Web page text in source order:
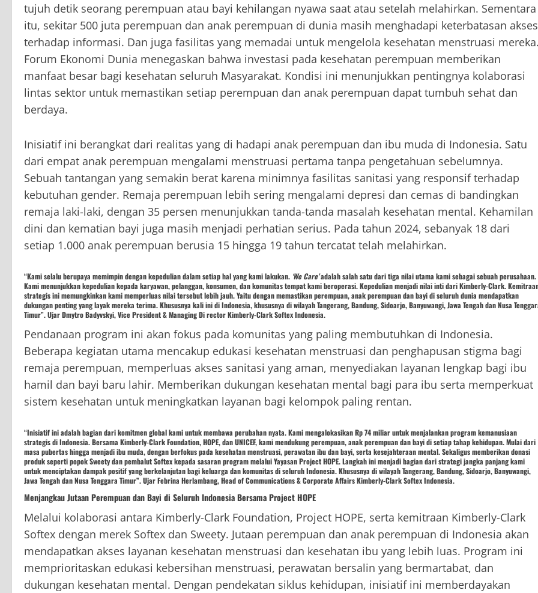
tujuh detik seorang perempuan atau bayi kehilangan nyawa saat atau setelah melahirkan. Sementara
itu, sekitar 500 juta perempuan dan anak perempuan di dunia masih menghadapi keterbatasan akses
terhadap informasi. Dan juga fasilitas yang memadai untuk mengelola kesehatan menstruasi
Forum Ekonomi Dunia menegaskan bahwa investasi pada kesehatan perempuan memberikan
manfaat besar bagi kesehatan seluruh Masyarakat. Kondisi ini menunjukkan pentingnya kolaborasi
lintas sektor untuk memastikan setiap perempuan dan anak perempuan dapat tumbuh sehat dan
berdaya.
Inisiatif ini berangkat dari realitas yang di hadapi anak perempuan dan ibu muda di Indonesia. Satu
dari empat anak perempuan mengalami menstruasi pertama tanpa pengetahuan sebelumnya.
Sebuah tantangan yang semakin berat karena minimnya fasilitas sanitasi yang responsif terhadap
kebutuhan gender. Remaja perempuan lebih sering mengalami depresi dan cemas di bandingkan
remaja laki-laki, dengan 35 persen menunjukkan tanda-tanda masalah kesehatan mental. Kehamilan
dini dan kematian bayi juga masih menjadi perhatian serius. Pada tahun 2024, sebanyak 18 dari
setiap 1.000 anak perempuan berusia 15 hingga 19 tahun tercatat telah melahirkan.
“Kami selalu berupaya memimpin dengan kepedulian dalam setiap hal yang kami lakukan. ‘We Care’adalah salah satu dari tiga nilaiutama kami sebagai sebuah perusahaan.
Kami menunjukkan kepedulian kepada karyawan, pelanggan, konsumen, dan komunitas tempat kami beroperasi. Kepedulian menjadi nilai inti dari Kimberly-Clark.
strategis ini memungkinkan kami memperluas nilai tersebut lebih jauh. Yaitu dengan memastikan perempuan, anak perempuan dan bayi di seluruh dunia mendapatkan
dukungan penting yang layak mereka terima. Khususnya kali ini di Indonesia, khususnya di wilayah Tangerang, Bandung, Sidoarjo, Banyuwangi, Jawa Tengah dan Nusa
Timur”. Ujar Dmytro Badyvskyi, Vice President & Managing Di rector Kimberly-Clark Softex Indonesia.
Pendanaan program ini akan fokus pada komunitas yang paling membutuhkan di Indonesia.
Beberapa kegiatan utama mencakup edukasi kesehatan menstruasi dan penghapusan stigma bagi
remaja perempuan, memperluas akses sanitasi yang aman, menyediakan layanan lengkap bagi ibu
hamil dan bayi baru lahir. Memberikan dukungan kesehatan mental bagi para ibu serta memperkuat
sistem kesehatan untuk meningkatkan layanan bagi kelompok paling rentan.
“Inisiatif ini adalah bagian dari komitmen global kami untuk membawa perubahan nyata. Kami mengalokasikan Rp 74 miliar untuk menjalankan program kemanusiaan
strategis di Indonesia. Bersama Kimberly-Clark Foundation, HOPE, dan UNICEF, kami mendukung perempuan, anak perempuan dan bayi di setiap tahap kehidupan. Mulai dari
masa pubertas hingga menjadi ibu muda, dengan berfokus pada kesehatan menstruasi, perawatan ibu dan bayi, serta kesejahteraan mental. Sekaligus memberikan donasi
produk seperti popok Sweety dan pembalut Softex kepada sasaran program melalui Yayasan Project HOPE. Langkah ini menjadi bagian dari strategi jangka panjang kami
untuk menciptakan dampak positif yang berkelanjutan bagi keluarga dan komunitas di seluruh Indonesia. Khususnya di wilayah Tangerang, Bandung, Sidoarjo, Banyuwangi,
Jawa Tengah dan Nusa Tenggara Timur”. Ujar Febrina Herlambang, Head of Communications & Corporate Affairs Kimberly-Clark Softex Indonesia.
Menjangkau Jutaan Perempuan dan Bayi di Seluruh Indonesia Bersama Project HOPE
Melalui kolaborasi antara Kimberly-Clark Foundation, Project HOPE, serta kemitraan Kimberly-Clark
Softex dengan merek Softex dan Sweety. Jutaan perempuan dan anak perempuan di Indonesia akan
mendapatkan akses layanan kesehatan menstruasi dan kesehatan ibu yang lebih luas. Program ini
memprioritaskan edukasi kebersihan menstruasi, perawatan bersalin yang bermartabat, dan
dukungan kesehatan mental. Dengan pendekatan siklus kehidupan, inisiatif ini memberdayakan